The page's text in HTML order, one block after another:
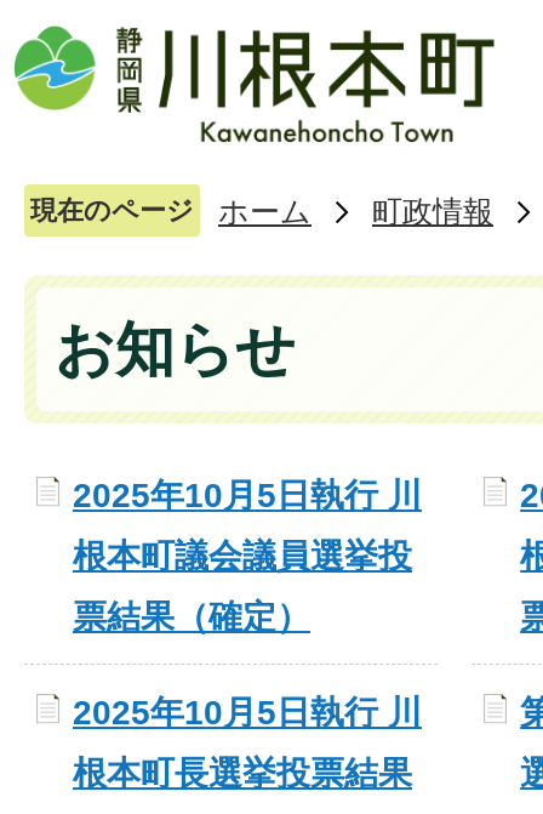
現在のページ ホーム 町政情報
お知らせ
2025年10月5日執行 川
根本町議会議員選挙投
票結果（確定）
2025年10月5日執行 川
根本町長選挙投票結果